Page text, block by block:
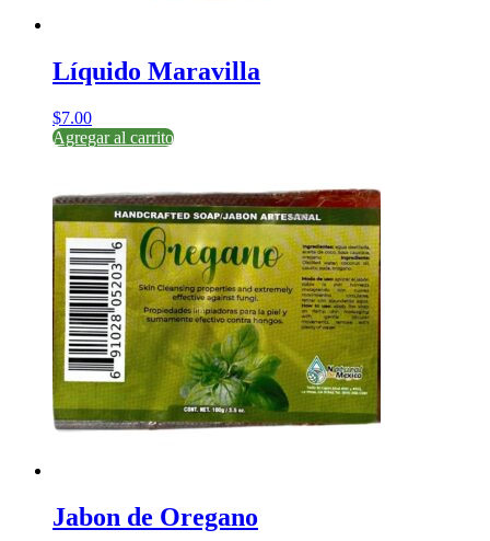
Líquido Maravilla
$7.00
Agregar al carrito
Jabon de Oregano